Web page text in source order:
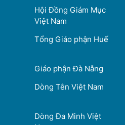
Hội Đồng Giám Mục
Việt Nam
Tổng Giáo phận Huế
Giáo phận Đà Nẵng
Dòng Tên Việt Nam
Dòng Đa Minh Việt